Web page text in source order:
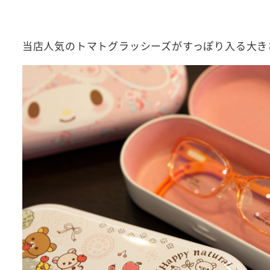
当店人気のトマトグラッシーズがすっぽり入る大